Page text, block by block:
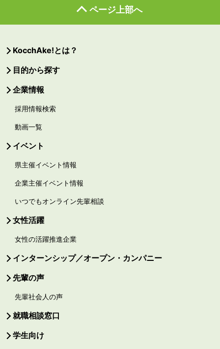
ページ上部へ
KocchAke!とは？
目的から探す
企業情報
採用情報検索
動画一覧
イベント
県主催イベント情報
企業主催イベント情報
いつでもオンライン先輩相談
女性活躍
女性の活躍推進企業
インターンシップ／オープン・カンパニー
先輩の声
先輩社会人の声
就職相談窓口
学生向け